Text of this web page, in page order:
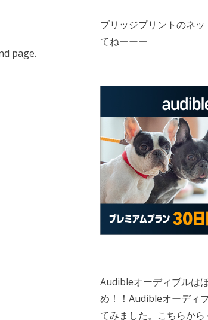
page.
ブリッジプリントのネ
てねーーー
Audibleオーディブルは
め！！Audibleオーディ
てみました。こちらか